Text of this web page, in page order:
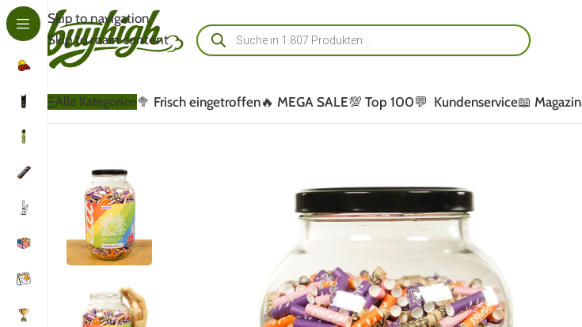
Skip to navigation
Skip to main content
Alle Kategorien🥦 Frisch eingetroffen🔥 MEGA SALE💯 Top 100💬 Kundenservice📖 Magazin